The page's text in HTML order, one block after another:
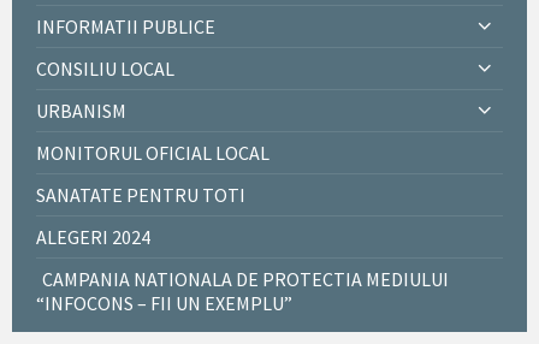
INFORMATII PUBLICE
CONSILIU LOCAL
URBANISM
MONITORUL OFICIAL LOCAL
SANATATE PENTRU TOTI
ALEGERI 2024
CAMPANIA NATIONALA DE PROTECTIA MEDIULUI
“INFOCONS – FII UN EXEMPLU”